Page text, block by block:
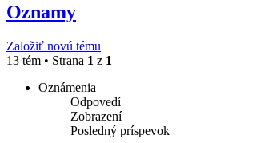
Oznamy
Založiť novú tému
13 tém • Strana 1 z 1
Oznámenia
Odpovedí
Zobrazení
Posledný príspevok